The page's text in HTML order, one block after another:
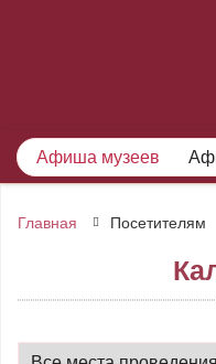
Афиша музеев
Главная Посетителям